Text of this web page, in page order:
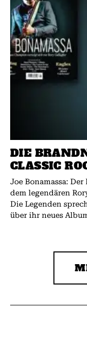
DIE
CLASSIC
Joe Bonamassa:
dem legendären Rory Gallagher.
Die Legenden
über ihr neues